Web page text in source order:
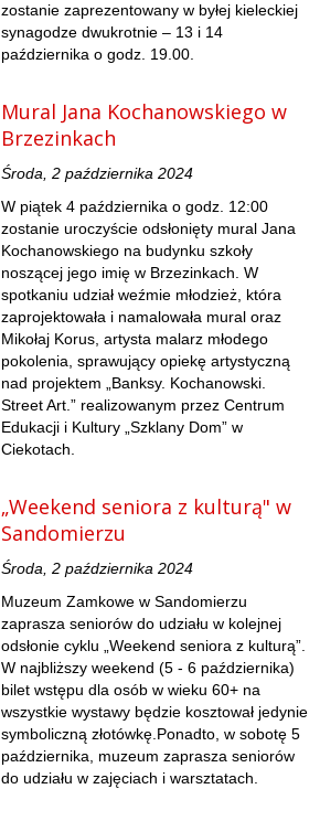
zostanie zaprezentowany w byłej kieleckiej
synagodze dwukrotnie – 13 i 14
października o godz. 19.00.
Mural Jana Kochanowskiego w
Brzezinkach
Środa, 2 października 2024
W piątek 4 października o godz. 12:00
zostanie uroczyście odsłonięty mural Jana
Kochanowskiego na budynku szkoły
noszącej jego imię w Brzezinkach. W
spotkaniu udział weźmie młodzież, która
zaprojektowała i namalowała mural oraz
Mikołaj Korus, artysta malarz młodego
pokolenia, sprawujący opiekę artystyczną
nad projektem „Banksy. Kochanowski.
Street Art.” realizowanym przez Centrum
Edukacji i Kultury „Szklany Dom” w
Ciekotach.
„Weekend seniora z kulturą" w
Sandomierzu
Środa, 2 października 2024
Muzeum Zamkowe w Sandomierzu
zaprasza seniorów do udziału w kolejnej
odsłonie cyklu „Weekend seniora z kulturą”.
W najbliższy weekend (5 - 6 października)
bilet wstępu dla osób w wieku 60+ na
wszystkie wystawy będzie kosztował jedynie
symboliczną złotówkę.Ponadto, w sobotę 5
października, muzeum zaprasza seniorów
do udziału w zajęciach i warsztatach.